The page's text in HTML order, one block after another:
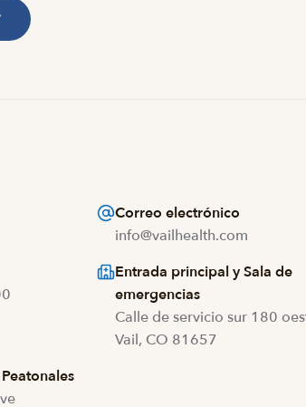
Correo electrónico
info@vailhealth.com
Entrada principal y Sala de
emergencias
Calle de servicio sur 180
Vail, CO 81657